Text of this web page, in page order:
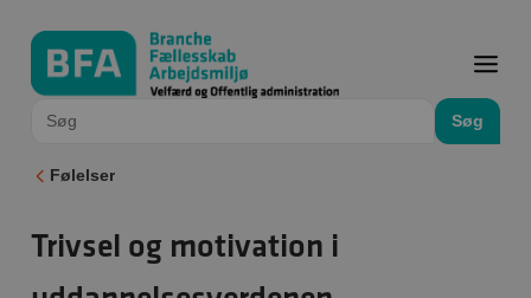
Søg
Følelser
Trivsel og motivation i